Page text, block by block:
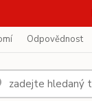
Odpovědnost